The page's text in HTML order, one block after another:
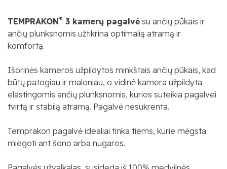
TEMPRAKON® 3 kamerų pagalvė su ančių pūkais ir
ančių plunksnomis užtikrina optimalią atramą ir
komfortą.
Išorinės kameros užpildytos minkštais ančių pūkais, kad
būtų patogiau ir maloniau, o vidinė kamera užpildyta
elastingomis ančių plunksnomis, kurios suteikia pagalvei
tvirtą ir stabilą atramą. Pagalvė nesukrenta.
Temprakon pagalvė idealiai tinka tiems, kurie mėgsta
miegoti ant šono arba nugaros.